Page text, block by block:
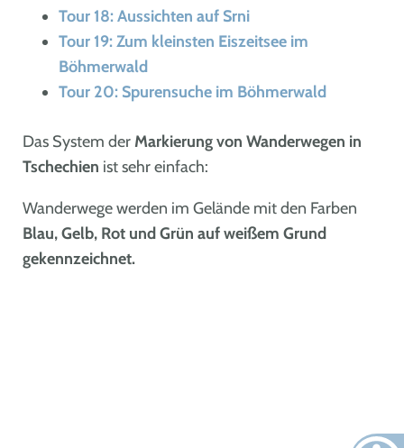
Tour 18: Aussichten auf Srni
Tour 19: Zum kleinsten Eiszeitsee im
Böhmerwald
Tour 20: Spurensuche im Böhmerwald
Das System der Markierung von Wanderwegen in
Tschechien ist sehr einfach:
Wanderwege werden im Gelände mit den Farben
Blau, Gelb, Rot und Grün auf weißem Grund
gekennzeichnet.